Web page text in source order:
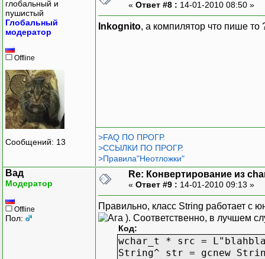
глобальный и
пушистый
Глобальный
модератор
Offline
Сообщений: 13
« Ответ #8 : 14-01-2010 08:50 »
Inkognito, а компилятор что пише то
>FAQ ПО ПРОГР.
>ССЫЛКИ ПО ПРОГР.
>Правила"Неотложки"
Вад
Модератор
Offline
Пол:
Re: Конвертирование из
« Ответ #9 : 14-01-2010 09:13 »
Правильно, класс String работает с
). Соответственно, в лучшем
Код:
wchar_t * src =
String^ str = gcnew